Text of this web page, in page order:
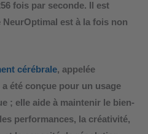
fois par seconde. Il est
est à la fois non
cérébrale, appelée
été conçue pour un usage
; elle aide à maintenir le bien-
performances, la créativité,